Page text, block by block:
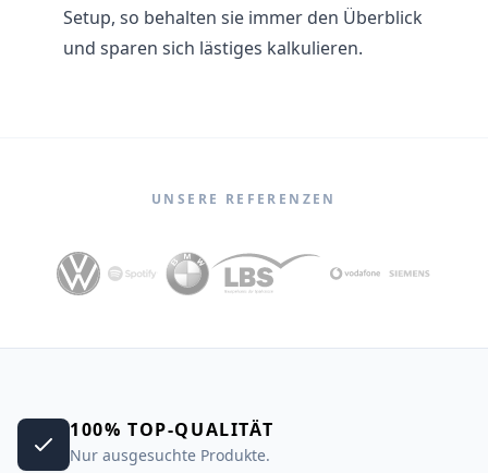
Setup, so behalten sie immer den Überblick
und sparen sich lästiges kalkulieren.
UNSERE REFERENZEN
100% TOP-QUALITÄT
Nur ausgesuchte Produkte.